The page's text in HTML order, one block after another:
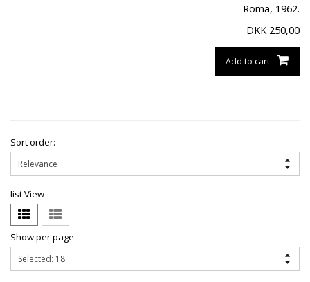
Roma, 1962.
DKK 250,00
Add to cart
Sort order:
list View
Show per page